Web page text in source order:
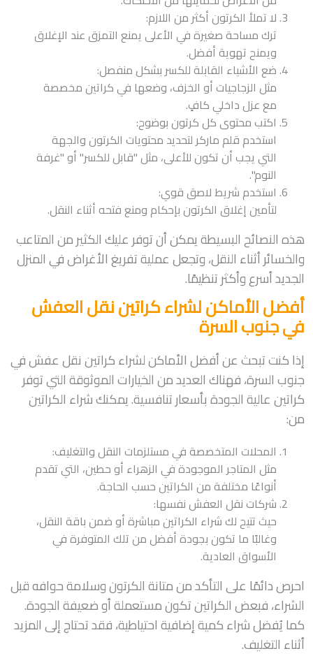
لا تملأ الكرتون أكثر من اللازم:
ترك مساحة صغيرة في الأعلى يمنع التمزق عند الإغلاق
ويمنح تهوية أفضل.
ضع الأشياء القابلة للكسر بشكل منفصل:
مثل الزجاجيات أو الخزف، وضعها في كراتين مخصصة
مع عزل داخلي كافٍ.
اكتب محتوى كل كرتون بوضوح:
استخدم قلم ماركر لتحديد محتويات الكرتون والجهة
التي يجب أن تكون للأعلى، مثل "قابل للكسر" أو "غرفة
النوم".
استخدم شريط لاصق قوي:
لتأمين إغلاق الكرتون بإحكام ومنع فتحه أثناء النقل.
هذه النصائح البسيطة يمكن أن توفر عليك الكثير من المتاعب
والخسائر أثناء النقل، وتجعل عملية تفريغ الأغراض في المنزل
الجديد أسرع وأكثر تنظيمًا.
أفضل الأماكن لشراء كراتين نقل العفش
في جنوب السرة
إذا كنت تبحث عن أفضل الأماكن لشراء كراتين نقل عفش في
جنوب السرة، فهناك العديد من الخيارات الموثوقة التي توفر
كراتين عالية الجودة بأسعار تنافسية. يمكنك شراء الكراتين
من:
المحلات المتخصصة في مستلزمات النقل والتغليف:
مثل المتاجر الموجودة في الزهراء أو حطين، التي تقدم
أنواعًا مختلفة من الكراتين حسب الحاجة.
شركات نقل العفش نفسها:
حيث تتيح لك شراء الكراتين مباشرة أو ضمن باقة النقل،
وغالبًا ما تكون بجودة أفضل من تلك المتوفرة في
الأسواق العادية.
احرص دائمًا على التأكد من متانة الكرتون وسلامة حوافه قبل
الشراء، فبعض الكراتين تكون مستعملة أو ضعيفة الجودة.
كما يُفضل شراء كمية إضافية احتياطية، فقد تحتاج إلى المزيد
أثناء التغليف.